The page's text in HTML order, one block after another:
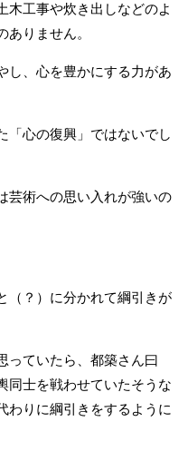
工事や炊き出しなどのよ
りません。
、心を豊かにする力があ
心の復興」ではないでし
芸術への思い入れが強いの
（？）に分かれて綱引きが
っていたら、都築さん曰
同士を戦わせていたそうな
わりに綱引きをするように